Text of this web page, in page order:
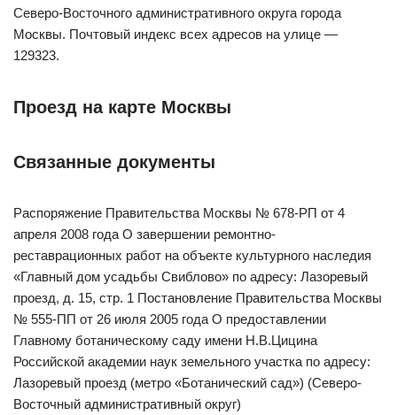
Северо-Восточного административного округа города
Москвы. Почтовый индекс всех адресов на улице —
129323.
Проезд на карте Москвы
Связанные документы
Распоряжение Правительства Москвы № 678-РП от 4
апреля 2008 года О завершении ремонтно-
реставрационных работ на объекте культурного наследия
«Главный дом усадьбы Свиблово» по адресу: Лазоревый
проезд, д. 15, стр. 1 Постановление Правительства Москвы
№ 555-ПП от 26 июля 2005 года О предоставлении
Главному ботаническому саду имени Н.В.Цицина
Российской академии наук земельного участка по адресу:
Лазоревый проезд (метро «Ботанический сад») (Северо-
Восточный административный округ)